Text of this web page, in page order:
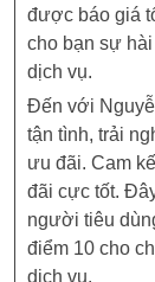
được báo giá
cho bạn sự
dịch vụ.
Đến với
tận tình, trải
ưu đãi. Cam
đãi cực tốt.
người tiêu
điểm 10 cho
dịch vụ.